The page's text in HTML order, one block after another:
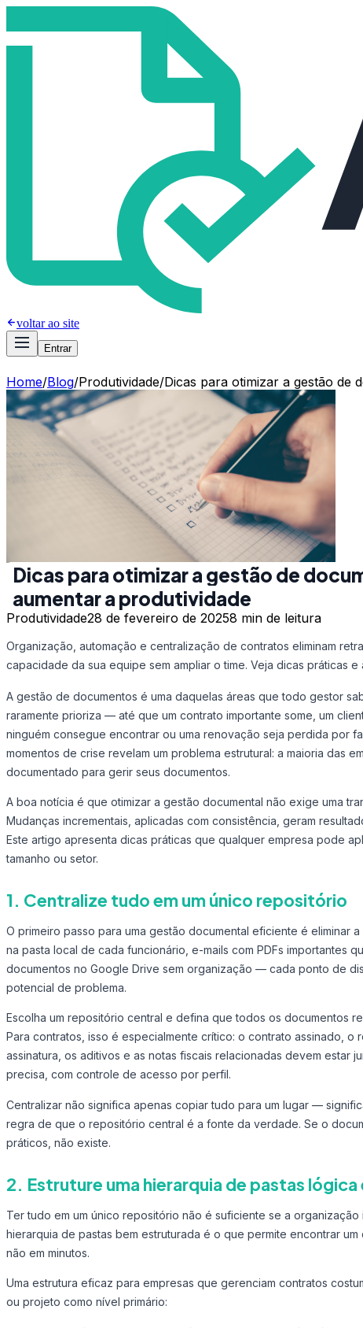
voltar ao site
Entrar
Home/Blog/Produtividade/Dicas para otimizar a gestão de
Dicas para otimizar a gestão de
aumentar a produtividade
Produtividade28 de fevereiro de 20258 min de leitura
Organização, automação e centralização de contratos eliminam
capacidade da sua equipe sem ampliar o time. Veja dicas práticas e
A gestão de documentos é uma daquelas áreas que todo gestor
raramente prioriza — até que um contrato importante some, um
ninguém consegue encontrar ou uma renovação seja perdida por
momentos de crise revelam um problema estrutural: a maioria das
documentado para gerir seus documentos.
A boa notícia é que otimizar a gestão documental não exige uma
Mudanças incrementais, aplicadas com consistência, geram
Este artigo apresenta dicas práticas que qualquer empresa pode
tamanho ou setor.
1. Centralize tudo em um único repositório
O primeiro passo para uma gestão documental eficiente é eliminar
na pasta local de cada funcionário, e-mails com PDFs importantes
documentos no Google Drive sem organização — cada ponto de
potencial de problema.
Escolha um repositório central e defina que todos os documentos
Para contratos, isso é especialmente crítico: o contrato assinado, o
assinatura, os aditivos e as notas fiscais relacionadas devem estar
precisa, com controle de acesso por perfil.
Centralizar não significa apenas copiar tudo para um lugar —
regra de que o repositório central é a fonte da verdade. Se o
práticos, não existe.
2. Estruture uma hierarquia de pastas
Ter tudo em um único repositório não é suficiente se a organização
hierarquia de pastas bem estruturada é o que permite encontrar um
não em minutos.
Uma estrutura eficaz para empresas que gerenciam contratos
ou projeto como nível primário: